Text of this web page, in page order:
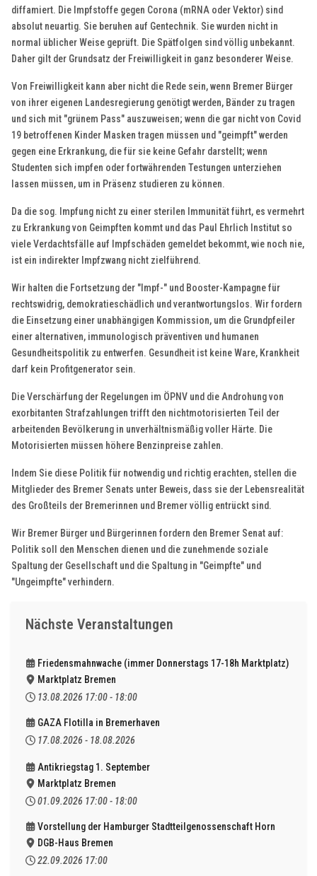
diffamiert. Die Impfstoffe gegen Corona (mRNA oder Vektor) sind
absolut neuartig. Sie beruhen auf Gentechnik. Sie wurden nicht in
normal üblicher Weise geprüft. Die Spätfolgen sind völlig unbekannt.
Daher gilt der Grundsatz der Freiwilligkeit in ganz besonderer Weise.
Von Freiwilligkeit kann aber nicht die Rede sein, wenn Bremer Bürger
von ihrer eigenen Landesregierung genötigt werden, Bänder zu tragen
und sich mit "grünem Pass" auszuweisen; wenn die gar nicht von Covid
19 betroffenen Kinder Masken tragen müssen und "geimpft" werden
gegen eine Erkrankung, die für sie keine Gefahr darstellt; wenn
Studenten sich impfen oder fortwährenden Testungen unterziehen
lassen müssen, um in Präsenz studieren zu können.
Da die sog. Impfung nicht zu einer sterilen Immunität führt, es vermehrt
zu Erkrankung von Geimpften kommt und das Paul Ehrlich Institut so
viele Verdachtsfälle auf Impfschäden gemeldet bekommt, wie noch nie,
ist ein indirekter Impfzwang nicht zielführend.
Wir halten die Fortsetzung der "Impf-" und Booster-Kampagne für
rechtswidrig, demokratieschädlich und verantwortungslos. Wir fordern
die Einsetzung einer unabhängigen Kommission, um die Grundpfeiler
einer alternativen, immunologisch präventiven und humanen
Gesundheitspolitik zu entwerfen. Gesundheit ist keine Ware, Krankheit
darf kein Profitgenerator sein.
Die Verschärfung der Regelungen im ÖPNV und die Androhung von
exorbitanten Strafzahlungen trifft den nichtmotorisierten Teil der
arbeitenden Bevölkerung in unverhältnismäßig voller Härte. Die
Motorisierten müssen höhere Benzinpreise zahlen.
Indem Sie diese Politik für notwendig und richtig erachten, stellen die
Mitglieder des Bremer Senats unter Beweis, dass sie der Lebensrealität
des Großteils der Bremerinnen und Bremer völlig entrückt sind.
Wir Bremer Bürger und Bürgerinnen fordern den Bremer Senat auf:
Politik soll den Menschen dienen und die zunehmende soziale
Spaltung der Gesellschaft und die Spaltung in "Geimpfte" und
"Ungeimpfte" verhindern.
Nächste Veranstaltungen
Friedensmahnwache (immer Donnerstags 17-18h Marktplatz)
Marktplatz Bremen
13.08.2026 17:00 - 18:00
GAZA Flotilla in Bremerhaven
17.08.2026 - 18.08.2026
Antikriegstag 1. September
Marktplatz Bremen
01.09.2026 17:00 - 18:00
Vorstellung der Hamburger Stadtteilgenossenschaft Horn
DGB-Haus Bremen
22.09.2026 17:00